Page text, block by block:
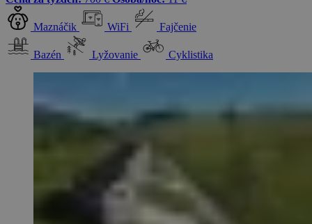
Maznáčik WiFi Fajčenie
Bazén Lyžovanie Cyklistika